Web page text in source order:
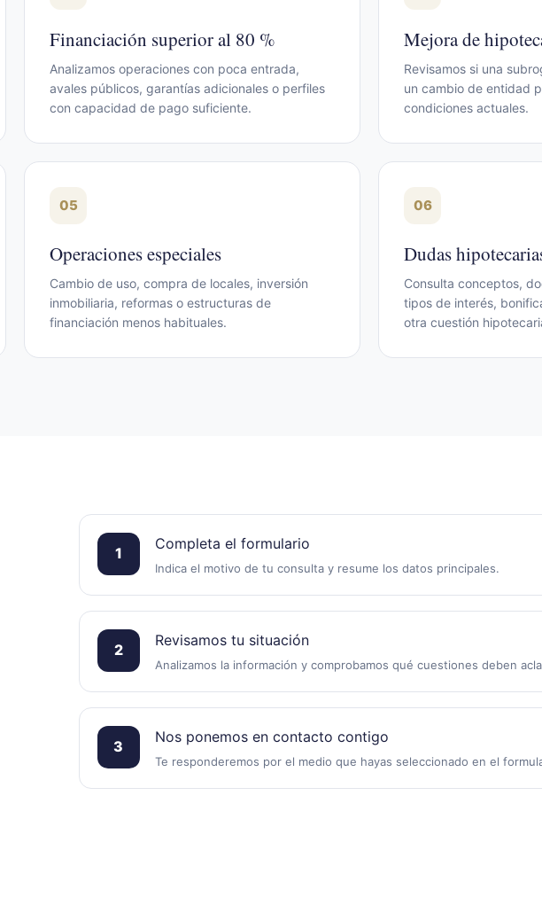
Financiación superior al 80 %
Analizamos operaciones con poca entrada,
avales públicos, garantías adicionales o perfiles
con capacidad de pago suficiente.
Mejora de
Revisamos si una
un cambio de entidad
condiciones actuales.
05
Operaciones especiales
Cambio de uso, compra de locales, inversión
inmobiliaria, reformas o estructuras de
financiación menos habituales.
06
Dudas
Consulta conceptos,
tipos de interés,
otra cuestión
1
Completa el formulario
Indica el motivo de tu consulta y resume los datos principales.
2
Revisamos tu situación
Analizamos la información y comprobamos qué cuestiones deben
3
Nos ponemos en contacto contigo
Te responderemos por el medio que hayas seleccionado en el